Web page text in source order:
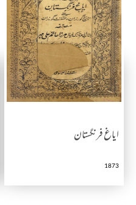
ایاغ فرنگستان
1873